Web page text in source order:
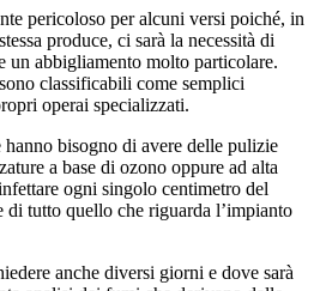
pericoloso per alcuni versi poiché, in
produce, ci sarà la necessità di
un abbigliamento molto particolare.
classificabili come semplici
operai specializzati.
hanno bisogno di avere delle pulizie
a base di ozono oppure ad alta
ogni singolo centimetro del
di tutto quello che riguarda l’impianto
anche diversi giorni e dove sarà